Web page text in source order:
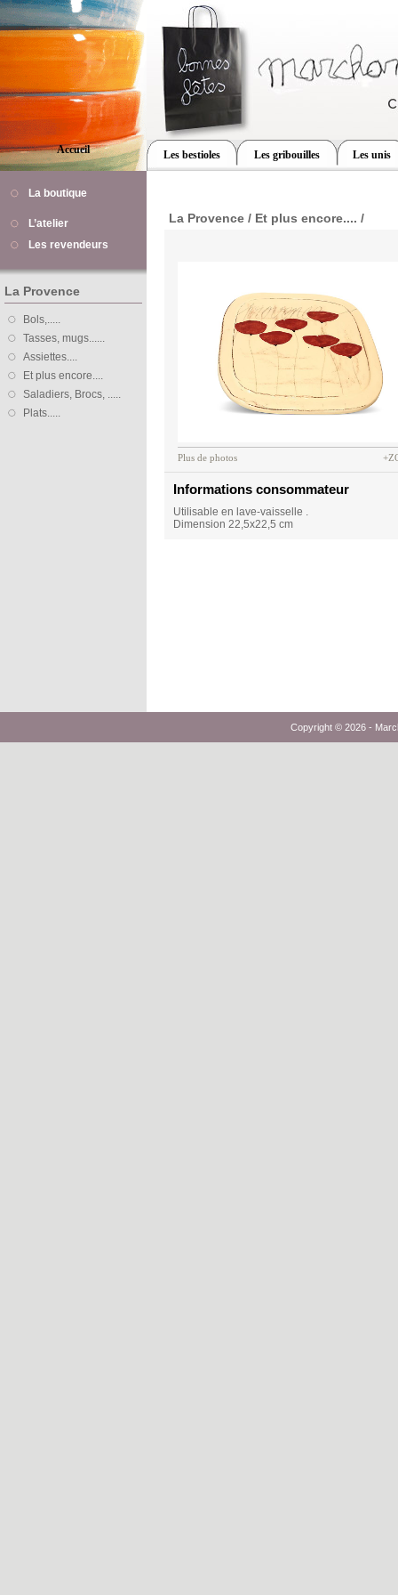
Accueil Les bestioles Les gribouilles Les unis
La boutique
L’atelier
Les revendeurs
La Provence
Bols,.....
Tasses, mugs......
Assiettes....
Et plus encore....
Saladiers, Brocs, .....
Plats.....
La Provence / Et plus encore.... /
Plus de photos
Informations consommateur
Utilisable en lave-vaisselle .
Dimension 22,5x22,5 cm
Copyright © 2026 -